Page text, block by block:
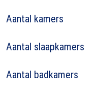
Aantal kamers
Aantal slaapkamers
Aantal badkamers